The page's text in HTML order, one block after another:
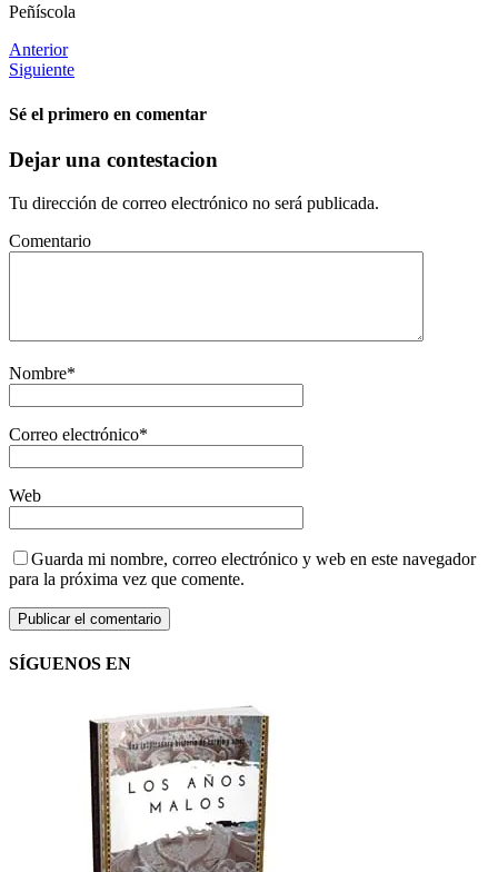
Peñíscola
Anterior
Siguiente
Sé el primero en comentar
Dejar una contestacion
Tu dirección de correo electrónico no será publicada.
Comentario
Nombre*
Correo electrónico*
Web
Guarda mi nombre, correo electrónico y web en este navegador
para la próxima vez que comente.
SÍGUENOS EN